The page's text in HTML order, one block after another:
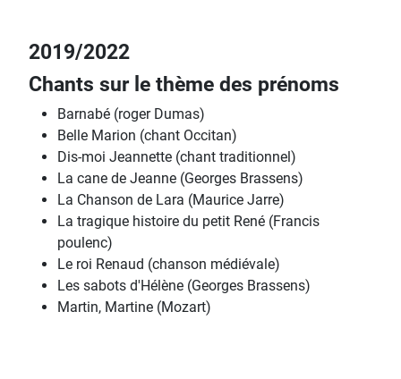
2019/2022
Chants sur le thème des prénoms
Barnabé (roger Dumas)
Belle Marion (chant Occitan)
Dis-moi Jeannette (chant traditionnel)
La cane de Jeanne (Georges Brassens)
La Chanson de Lara (Maurice Jarre)
La tragique histoire du petit René (Francis
poulenc)
Le roi Renaud (chanson médiévale)
Les sabots d'Hélène (Georges Brassens)
Martin, Martine (Mozart)